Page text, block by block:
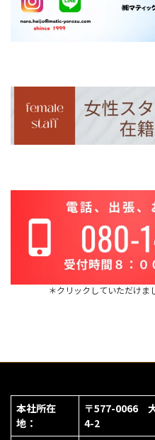
＊クリックしていただけ
本社所在
地：
〒577-0066
4-2